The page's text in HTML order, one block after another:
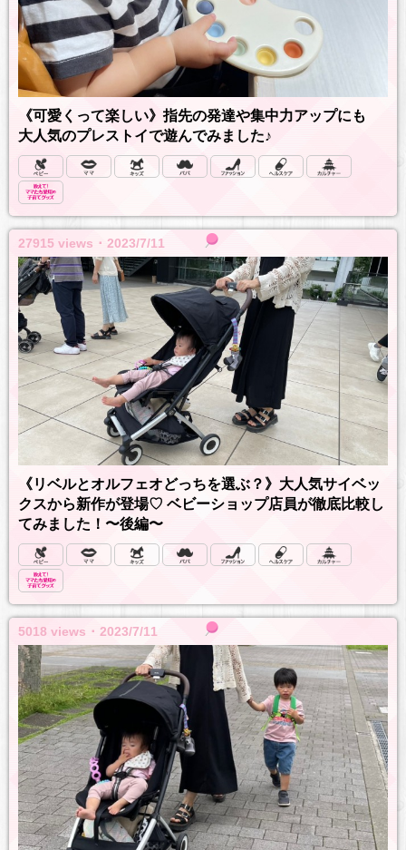
《可愛くって楽しい》指先の発達や集中力アップにも
大人気のプレストイで遊んでみました♪
27915 views ･ 2023/7/11
《リベルとオルフェオどっちを選ぶ？》大人気サイベッ
クスから新作が登場♡ ベビーショップ店員が徹底比較し
てみました！〜後編〜
5018 views ･ 2023/7/11